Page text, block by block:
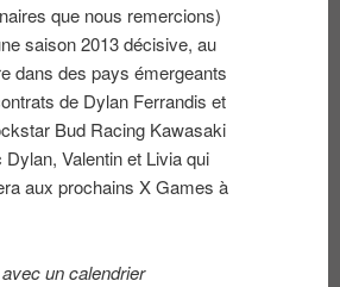
que nous remercions)
saison 2013 décisive, au
dans des pays émergeants
de Dylan Ferrandis et
Bud Racing Kawasaki
Valentin et Livia qui
aux prochains X Games à
un calendrier